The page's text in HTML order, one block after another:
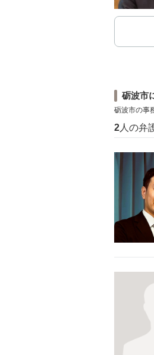
砺波市
砺波市の事
2 人の弁